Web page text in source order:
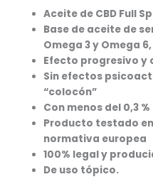
Aceite de CBD Full
Base de aceite de
Omega 3 y Omega
Efecto progresivo y
Sin efectos
“colocón”
Con menos del 0,3
Producto testado
normativa europea
100% legal y
De uso tópico.